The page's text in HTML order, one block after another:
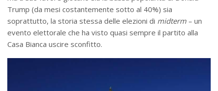
Trump (da mesi costantemente sotto al 40%) sia
soprattutto, la storia stessa delle elezioni di midterm – un
evento elettorale che ha visto quasi sempre il partito alla
Casa Bianca uscire sconfitto.